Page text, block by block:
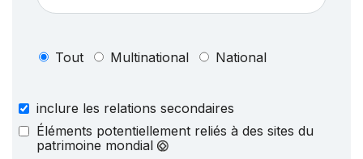
Tout Multinational National
inclure les relations secondaires
Éléments potentiellement reliés à des sites du
patrimoine mondial